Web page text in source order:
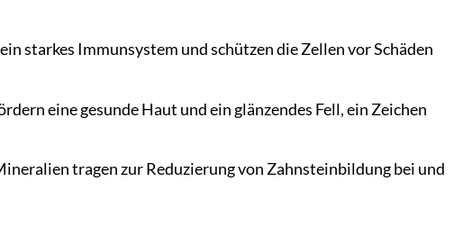
starkes Immunsystem und schützen die Zellen vor Schäden
eine gesunde Haut und ein glänzendes Fell, ein Zeichen
tragen zur Reduzierung von Zahnsteinbildung bei und